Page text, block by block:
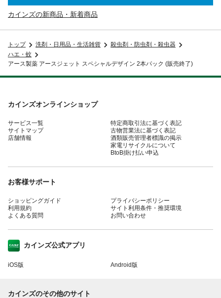
カインズの新商品・新着商品
トップ 洗剤・日用品・生活雑貨
殺虫剤・防虫剤・殺虫器
ハエ・蚊
アース製薬 アースジェット スペシャルデザイン 2本パック (販売終了)
カインズオンラインショップ
サービス一覧
サイトマップ
店舗情報
特定商取引法に基づく表記
古物営業法に基づく表記
酒類販売管理者標識の掲示
家電リサイクルについて
BtoB掛け払い申込
お客様サポート
ショッピングガイド
利用規約
よくある質問
プライバシーポリシー
サイト利用条件・推奨環境
お問い合わせ
カインズ公式アプリ
iOS版 Android版
カインズのその他のサイト